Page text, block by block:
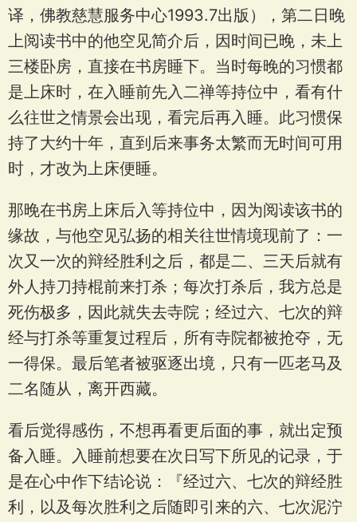
译，佛教慈慧服务中心1993.7出版），第二日晚
上阅读书中的他空见简介后，因时间已晚，未上
三楼卧房，直接在书房睡下。当时每晚的习惯都
是上床时，在入睡前先入二禅等持位中，看有什
么往世之情景会出现，看完后再入睡。此习惯保
持了大约十年，直到后来事务太繁而无时间可用
时，才改为上床便睡。
那晚在书房上床后入等持位中，因为阅读该书的
缘故，与他空见弘扬的相关往世情境现前了：一
次又一次的辩经胜利之后，都是二、三天后就有
外人持刀持棍前来打杀；每次打杀后，我方总是
死伤极多，因此就失去寺院；经过六、七次的辩
经与打杀等重复过程后，所有寺院都被抢夺，无
一得保。最后笔者被驱逐出境，只有一匹老马及
二名随从，离开西藏。
看后觉得感伤，不想再看更后面的事，就出定预
备入睡。入睡前想要在次日写下所见的记录，于
是在心中作下结论说：『经过六、七次的辩经胜
利，以及每次胜利之后随即引来的六、七次泥泞